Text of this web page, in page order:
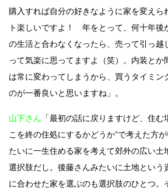
購入すれば自分の好きなように家を変えら
ト楽しいですよ！ 年をとって、何十年後
の生活と合わなくなったら、売って引っ越
って気楽に思ってますよ（笑）。内装とか
は常に変わってしまうから、買うタイミン
のが一番良いと思いますね」。
山下さん 「最初の話に戻りますけど、住む
こを終の住処にするかどうか”で考えた方
たいに一生住める家を考えて郊外の広い土
選択肢だし。後藤さんみたいに土地という
に合わせた家を選ぶのも選択肢のひとつ。